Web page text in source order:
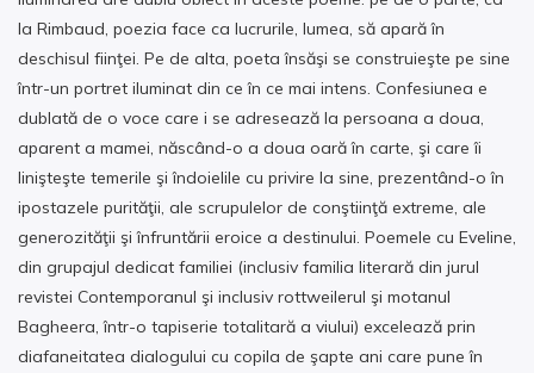
la Rimbaud, poezia face ca lucrurile, lumea, să apară în
deschisul fiinţei. Pe de alta, poeta însăşi se construieşte pe sine
într-un portret iluminat din ce în ce mai intens. Confesiunea e
dublată de o voce care i se adresează la persoana a doua,
aparent a mamei, născând-o a doua oară în carte, şi care îi
linişteşte temerile şi îndoielile cu privire la sine, prezentând-o în
ipostazele purităţii, ale scrupulelor de conştiinţă extreme, ale
generozităţii şi înfruntării eroice a destinului. Poemele cu Eveline,
din grupajul dedicat familiei (inclusiv familia literară din jurul
revistei Contemporanul şi inclusiv rottweilerul şi motanul
Bagheera, într-o tapiserie totalitară a viului) excelează prin
diafaneitatea dialogului cu copila de şapte ani care pune în